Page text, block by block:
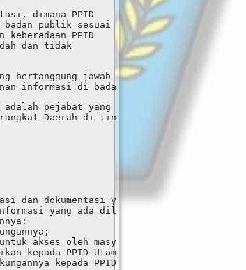
dimana PPID
badan publik sesuai
keberadaan PPID
dan tidak
bertanggung jawab
informasi di badan publik.
adalah pejabat yang
Daerah di lingkungan
dan dokumentasi yang ada
yang ada dilingkungannya kepada
akses oleh masyarakat;
kepada PPID Utama;
kepada PPID Utama secara berkala